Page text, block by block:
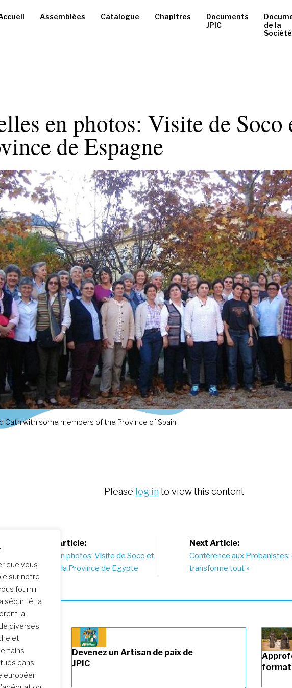
que vous
sur notre
fournir
sécurité, la
la
diverses
et
dans
européen
Assemblées Catalogue Chapitres
Documents
JPIC
de la
Société
en photos: Visite de Soco
de Espagne
Cath with some members of the Province of Spain
Please log in to view this content
navigation
Previous Article:
Nouvelles en photos: Visite de Soco et
Sook Hee à la Province de Egypte
Next Article:
Conférence aux Probanistes:
transforme tout »
Devenez un Artisan de paix de
JPIC